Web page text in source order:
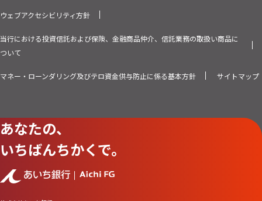
あなたの、
いちばんちかくで。
ウェブアクセシビリティ方針
当行における投資信託および保険、金融商品仲介、信託業務の取扱い商品に
ついて
マネー・ローンダリング及びテロ資金供与防止に係る基本方針 サイトマップ